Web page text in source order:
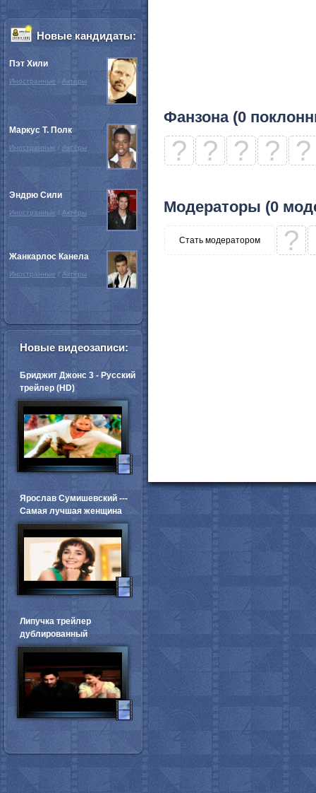
Фанзона (0
? ? ? ? ?
Модераторы (0
Стать модератором ?
Новые кандидаты:
Пэт Хили
Иностранные / Актёры
Маркус Т. Полк
Иностранные / Актёры
Эндрю Сили
Иностранные / Актёры
Жанкарлос Канела
Иностранные / Актёры
Новые видеозаписи:
Бриджит Джонс 3 - Русский
трейлер (HD)
Ярослав Сумишевский ---
Самая лучшая женщина
Липучка трейлер
дублированный